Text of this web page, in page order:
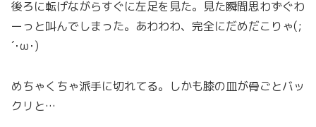
後ろに転げながらすぐに左足を見た。見た瞬間思わずぐわ
ーっと叫んでしまった。あわわわ、完全にだめだこりゃ(;
´･ω･)
めちゃくちゃ派手に切れてる。しかも膝の皿が骨ごとバッ
クリと…